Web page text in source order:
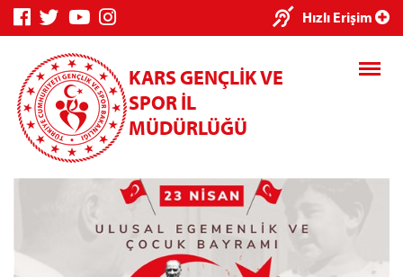
Hızlı Erişim
KARS GENÇLİK VE
SPOR İL
MÜDÜRLÜĞÜ
×
Spor Bilgi
Sistemi
Kredi/Yurt
İşlemleri